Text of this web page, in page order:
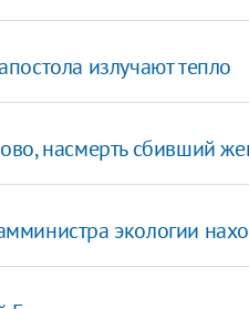
излучают тепло
насмерть сбивший
экологии